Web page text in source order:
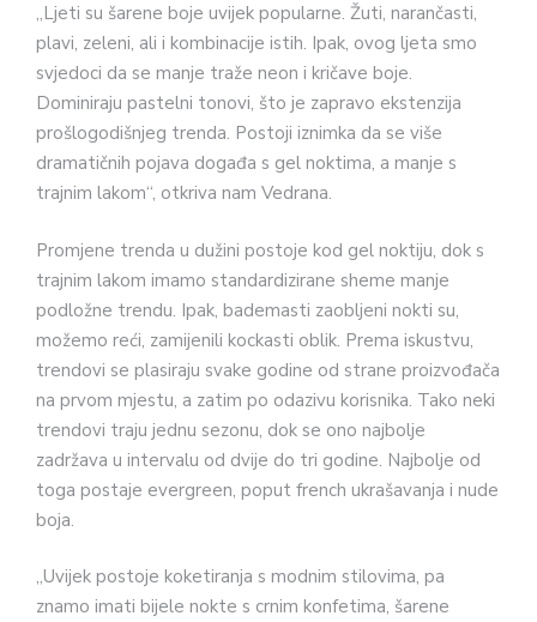
„Ljeti su šarene boje uvijek popularne. Žuti, narančasti,
plavi, zeleni, ali i kombinacije istih. Ipak, ovog ljeta smo
svjedoci da se manje traže neon i kričave boje.
Dominiraju pastelni tonovi, što je zapravo ekstenzija
prošlogodišnjeg trenda. Postoji iznimka da se više
dramatičnih pojava događa s gel noktima, a manje s
trajnim lakom“, otkriva nam Vedrana.
Promjene trenda u dužini postoje kod gel noktiju, dok s
trajnim lakom imamo standardizirane sheme manje
podložne trendu. Ipak, bademasti zaobljeni nokti su,
možemo reći, zamijenili kockasti oblik. Prema iskustvu,
trendovi se plasiraju svake godine od strane proizvođača
na prvom mjestu, a zatim po odazivu korisnika. Tako neki
trendovi traju jednu sezonu, dok se ono najbolje
zadržava u intervalu od dvije do tri godine. Najbolje od
toga postaje evergreen, poput french ukrašavanja i nude
boja.
„Uvijek postoje koketiranja s modnim stilovima, pa
znamo imati bijele nokte s crnim konfetima, šarene